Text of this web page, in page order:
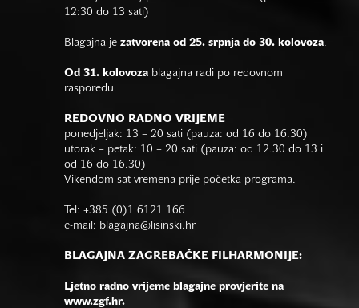
12:30 do 13 sati)
Blagajna je zatvorena od 25. srpnja do 30. kolovoza.
Od 31. kolovoza blagajna radi po redovnom
rasporedu.
REDOVNO RADNO VRIJEME
ponedjeljak: 13 – 20 sati (pauza: od 16 do 16.30)
utorak – petak: 10 – 20 sati (pauza: od 12.30 do 13 i
od 16 do 16.30)
Vikendom sat vremena prije početka programa.
Tel: +385 (0)1 6121 166
e-mail: blagajna@lisinski.hr
BLAGAJNA ZAGREBAČKE FILHARMONIJE:
Ljetno radno vrijeme blagajne provjerite na
www.zgf.hr.